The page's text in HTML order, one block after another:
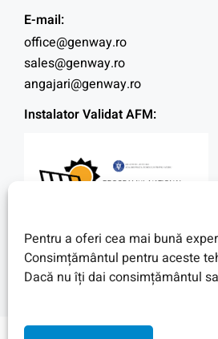
Pentru a oferi cea mai bună
Consimțământul pentru aceste
Dacă nu îți dai consimțământul
E-mail:
office@genway.ro
sales@genway.ro
angajari@genway.ro
Instalator Validat AFM: